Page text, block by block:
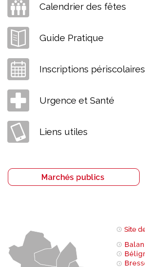
Calendrier des fêtes
Guide Pratique
Inscriptions périscolaires
Urgence et Santé
Liens utiles